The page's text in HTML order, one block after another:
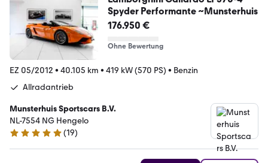
Spyder Performante ~Munsterhuis
176.950 €
Ohne Bewertung
EZ 05/2012 • 40.105 km • 419 kW (570 PS) • Benzin
Allradantrieb
Munsterhuis Sportscars B.V.
NL-7554 NG Hengelo
4.8 Sterne
(19)